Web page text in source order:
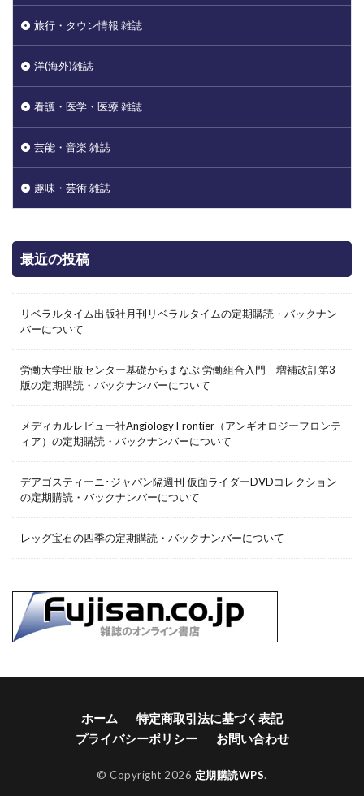
旅行・タウン情報 雑誌
洋(海外)雑誌
看護・医学・医療 雑誌
芸能・音楽 雑誌
趣味・芸術 雑誌
最近の投稿
リベラルタイム出版社月刊リベラルタイムの定期購読・バックナン
バーについて
労働大学出版センター基礎からまなぶ 労働組合入門 増補改訂第3
版の定期購読・バックナンバーについて
メディカルレビュー社Angiology Frontier（アンギオロジーフロンテ
ィア）の定期購読・バックナンバーについて
デアゴスティーニ･ジャパン隔週刊 仮面ライダーDVDコレクション
の定期購読・バックナンバーについて
レッグ宝石の四季の定期購読・バックナンバーについて
ホーム
特定商取引法に基づく表記
プライバシーポリシー
お問い合わせ
© Copyright 2026 定期購読WPS.